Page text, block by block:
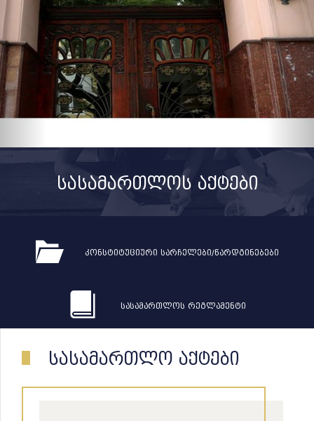
სასამართლოს აქტები
კონსტიტუციური სარჩელები/წარდგინებები
სასამართლოს რეგლამენტი
სასამართლო აქტები